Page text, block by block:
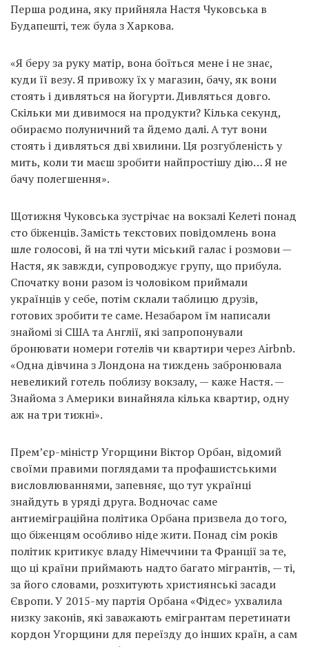
Перша родина, яку прийняла Настя Чуковська в
Будапешті, теж була з Харкова.
«Я беру за руку матір, вона боїться мене і не знає,
куди її везу. Я привожу їх у магазин, бачу, як вони
стоять і дивляться на йогурти. Дивляться довго.
Скільки ми дивимося на продукти? Кілька секунд,
обираємо полуничний та йдемо далі. А тут вони
стоять і дивляться дві хвилини. Ця розгубленість у
мить, коли ти маєш зробити найпростішу дію… Я не
бачу полегшення».
Щотижня Чуковська зустрічає на вокзалі Келеті понад
сто біженців. Замість текстових повідомлень вона
шле голосові, й на тлі чути міський галас і розмови —
Настя, як завжди, супроводжує групу, що прибула.
Спочатку вони разом із чоловіком приймали
українців у себе, потім склали таблицю друзів,
готових зробити те саме. Незабаром їм написали
знайомі зі США та Англії, які запропонували
бронювати номери готелів чи квартири через Airbnb.
«Одна дівчина з Лондона на тиждень забронювала
невеликий готель поблизу вокзалу, — каже Настя. —
Знайома з Америки винайняла кілька квартир, одну
аж на три тижні».
Прем’єр-міністр Угорщини Віктор Орбан, відомий
своїми правими поглядами та профашистськими
висловлюваннями, запевняє, що тут українці
знайдуть в уряді друга. Водночас саме
антиеміграційна політика Орбана призвела до того,
що біженцям особливо ніде жити. Понад сім років
політик критикує владу Німеччини та Франції за те,
що ці країни приймають надто багато мігрантів, — ті,
за його словами, розхитують християнські засади
Європи. У 2015-му партія Орбана «Фідес» ухвалила
низку законів, які заважають емігрантам перетинати
кордон Угорщини для переїзду до інших країн, а сам